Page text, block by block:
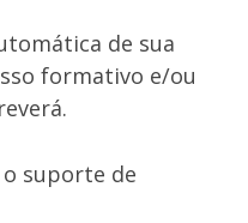
de sua
formativo e/ou
suporte de